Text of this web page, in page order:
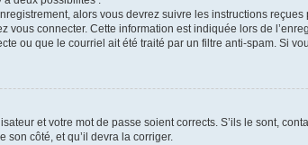
alors vous devrez suivre les instructions
connecter. Cette information est indiquée lors de
ou que le courriel ait été traité par un filtre anti-spam. Si
et votre mot de passe soient corrects. S’ils le sont,
côté, et qu’il devra la corriger.